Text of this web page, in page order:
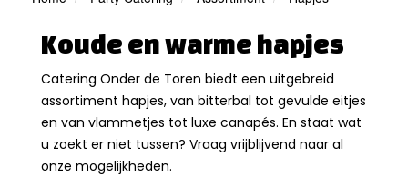
Koude en warme hapjes
Catering Onder de Toren biedt een uitgebreid
assortiment hapjes, van bitterbal tot gevulde eitjes
en van vlammetjes tot luxe canapés. En staat wat
u zoekt er niet tussen? Vraag vrijblijvend naar al
onze mogelijkheden.